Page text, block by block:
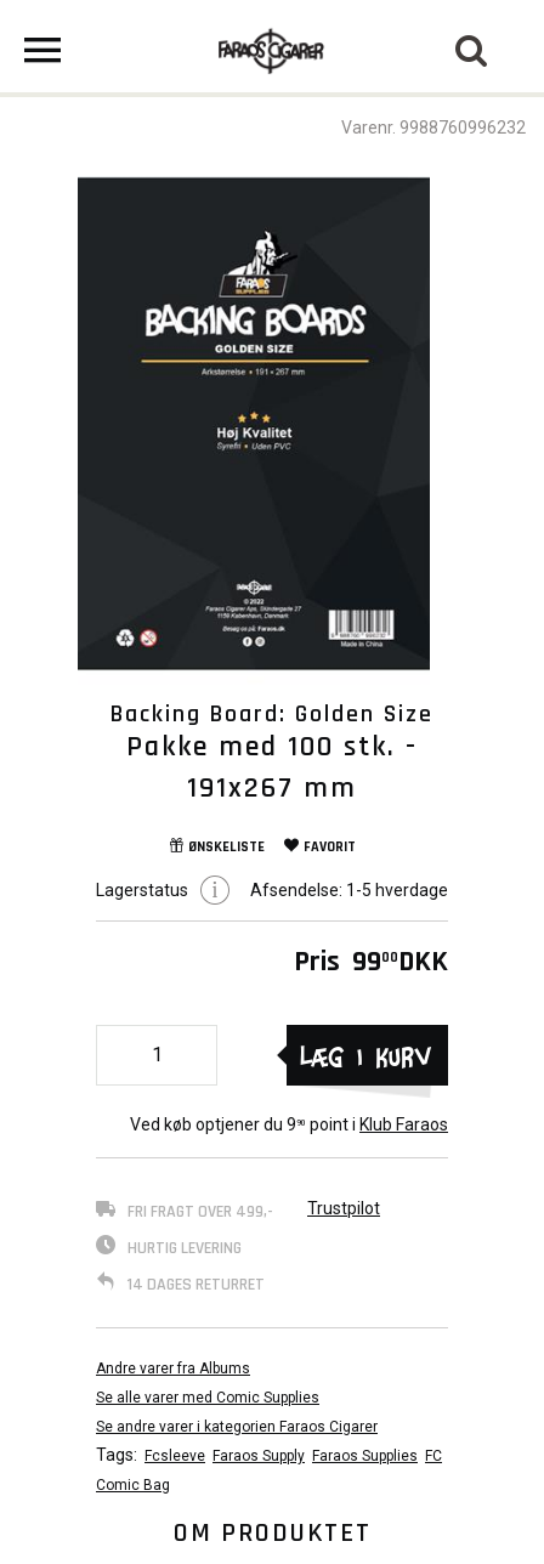
Varenr. 9988760996232
Backing Board: Golden Size
Pakke med 100 stk. -
191x267 mm
ØNSKELISTE FAVORIT
Lagerstatus Afsendelse: 1-5 hverdage
Pris 9900 DKK
Læg i kurv
Ved køb optjener du 990 point i Klub Faraos
FRI FRAGT OVER 499,-
HURTIG LEVERING
14 DAGES RETURRET
Trustpilot
Andre varer fra Albums
Se alle varer med Comic Supplies
Se andre varer i kategorien Faraos Cigarer
Tags: Fcsleeve Faraos Supply Faraos Supplies
FC
Comic Bag
OM PRODUKTET